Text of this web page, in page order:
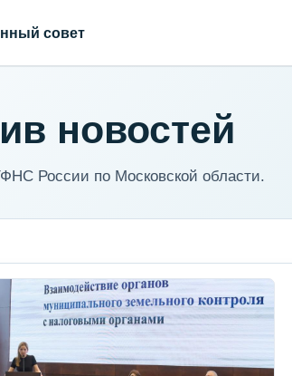
совет
новостей
России по Московской области.